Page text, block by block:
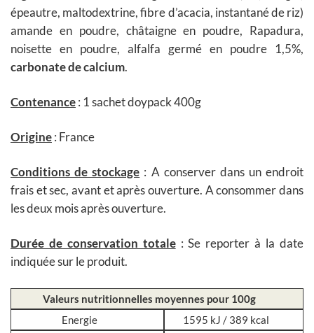
épeautre, maltodextrine, fibre d’acacia, instantané de riz)
amande en poudre, châtaigne en poudre, Rapadura,
noisette en poudre, alfalfa germé en poudre 1,5%,
carbonate de calcium.
Contenance: 1 sachet doypack 400g
Origine: France
Conditions de stockage : A conserver dans un endroit
frais et sec, avant et après ouverture. A consommer dans
les deux mois après ouverture.
Durée de conservation totale: Se reporter à la date
indiquée sur le produit.
Valeurs nutritionnelles moyennes pour 100g
Energie
1595 kJ / 389 kcal